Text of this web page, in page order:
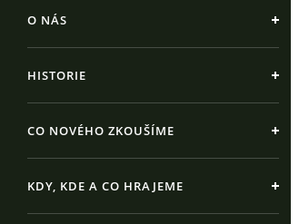
O NÁS
HISTORIE
CO NOVÉHO ZKOUŠÍME
KDY, KDE A CO HRAJEME